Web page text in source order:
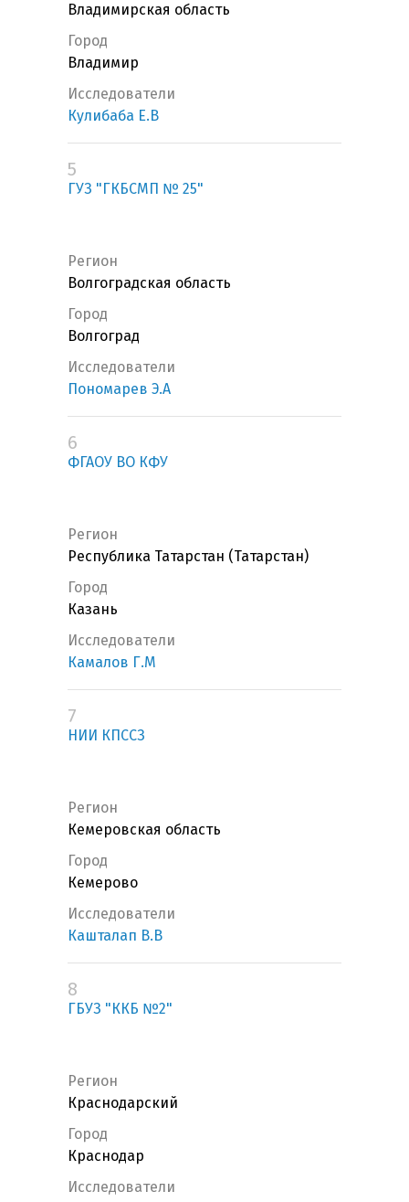
Владимирская область
Город
Владимир
Исследователи
Кулибаба Е.В
5
ГУЗ "ГКБСМП № 25"
Регион
Волгоградская область
Город
Волгоград
Исследователи
Пономарев Э.А
6
ФГАОУ ВО КФУ
Регион
Республика Татарстан (Татарстан)
Город
Казань
Исследователи
Камалов Г.М
7
НИИ КПССЗ
Регион
Кемеровская область
Город
Кемерово
Исследователи
Кашталап В.В
8
ГБУЗ "ККБ №2"
Регион
Краснодарский
Город
Краснодар
Исследователи